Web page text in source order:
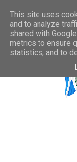
This site uses
and to analyze
shared with
metrics to ensure
statistics, and to